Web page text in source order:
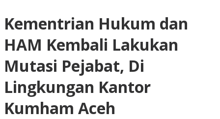
Kementrian Hukum dan
HAM Kembali Lakukan
Mutasi Pejabat, Di
Lingkungan Kantor
Kumham Aceh